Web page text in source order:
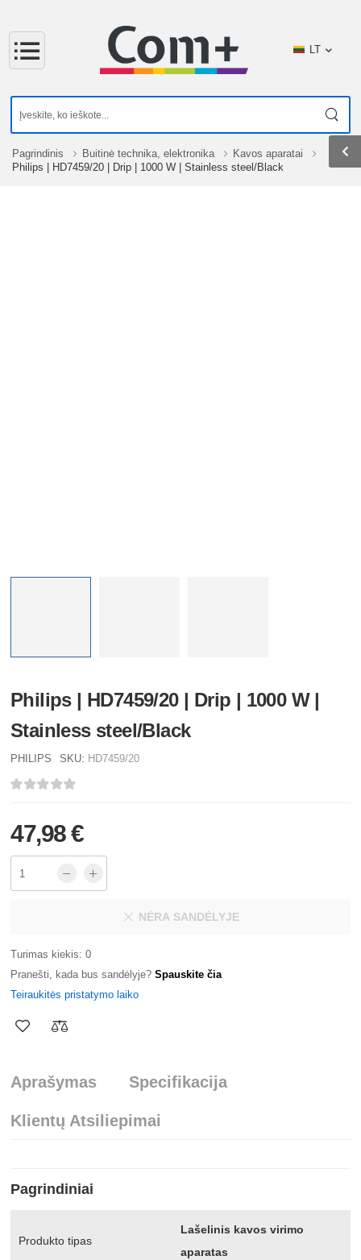
LT
Pagrindinis Buitinė technika, elektronika
Kavos aparatai
Philips | HD7459/20 | Drip | 1000 W | Stainless steel/Black
Philips | HD7459/20 | Drip | 1000 W |
Stainless steel/Black
PHILIPS SKU: HD7459/20
47,98 €
NĖRA SANDĖLYJE
Turimas kiekis: 0
Pranešti, kada bus sandėlyje? Spauskite čia
Teiraukitės pristatymo laiko
Aprašymas Specifikacija
Klientų Atsiliepimai
Pagrindiniai
Produkto tipas
Lašelinis kavos virimo
aparatas